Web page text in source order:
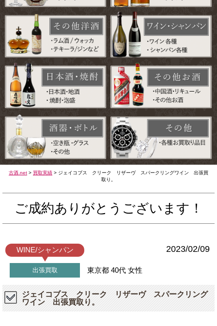
古酒.net > 買取実績 > ジェイコブス クリーク リザーヴ スパークリングワイン 出張買
取り。
ご成約ありがとうございます！
WINE/シャンパン 2023/02/09
出張買取 東京都 40代 女性
ジェイコブス クリーク リザーヴ スパークリング
ワイン 出張買取り。